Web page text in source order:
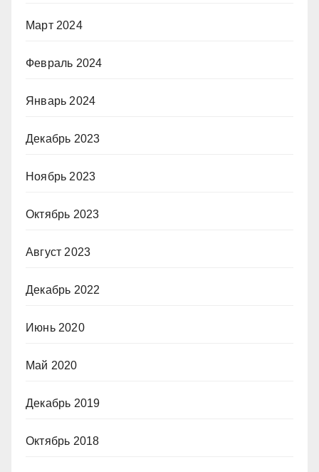
Март 2024
Февраль 2024
Январь 2024
Декабрь 2023
Ноябрь 2023
Октябрь 2023
Август 2023
Декабрь 2022
Июнь 2020
Май 2020
Декабрь 2019
Октябрь 2018